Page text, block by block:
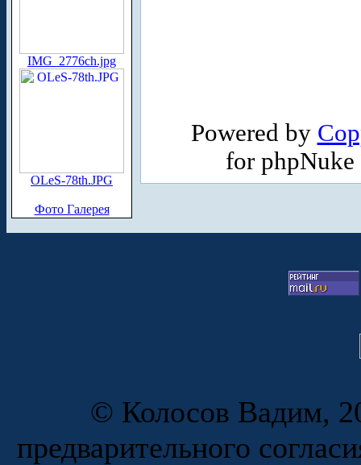
IMG_2776ch.jpg
OLeS-78th.JPG
Фото Галерея
Powered by
for
© Колосов Вадим,
предварительного